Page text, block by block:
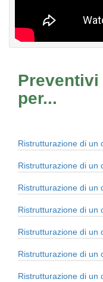
per...
Ristrutturazione di un
Ristrutturazione di un
Ristrutturazione di un
Ristrutturazione di un
Ristrutturazione di un
Ristrutturazione di un
Ristrutturazione di un